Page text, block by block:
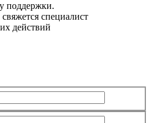
поддержки.
специалист
действий